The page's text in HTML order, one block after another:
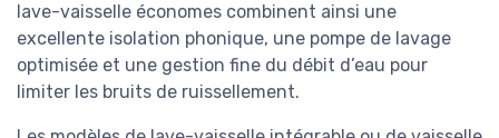
lave-vaisselle économes combinent ainsi une
excellente isolation phonique, une pompe de lavage
optimisée et une gestion fine du débit d’eau pour
limiter les bruits de ruissellement.